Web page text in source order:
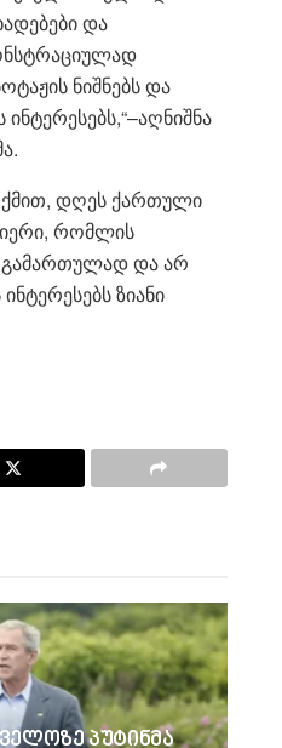
და
ნიშნებს და
დღეს ქართული
რომლის
გამართულად და არ
ზიანი
პუტინმა